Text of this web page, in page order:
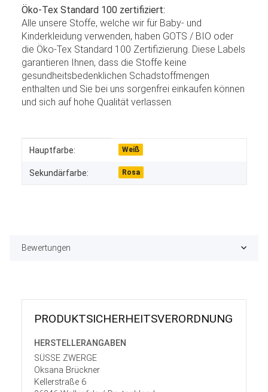
Öko-Tex Standard 100 zertifiziert:
Alle unsere Stoffe, welche wir für Baby- und
Kinderkleidung verwenden, haben GOTS / BIO oder
die Öko-Tex Standard 100 Zertifizierung. Diese Labels
garantieren Ihnen, dass die Stoffe keine
gesundheitsbedenklichen Schadstoffmengen
enthalten und Sie bei uns sorgenfrei einkaufen können
und sich auf hohe Qualität verlassen.
Produkteigenschaft
Wert
Hauptfarbe: Weiß
Sekundärfarbe: Rosa
Bewertungen
PRODUKT­SICHER­HEITS­VER­ORD­NUNG
HERSTELLER­ANGABEN
SÜSSE ZWERGE
Oksana Brückner
Kellerstraße 6